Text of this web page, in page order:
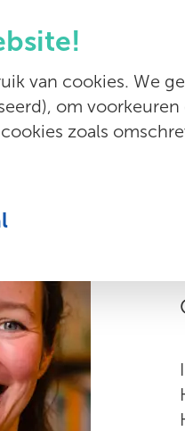
van cookies. We
om
zoals
Diensten